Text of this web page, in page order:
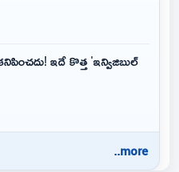
ఇదే కొత్త 'ఇన్విజిబుల్
..more